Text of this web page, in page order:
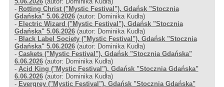
- Rotting Christ ("Mystic Festival"), Gdańsk "Stocznia
Gdańska" 5.06.2026(autor: Dominika Kudła)
- Electric Wizard ("Mystic Festival"), Gdańsk "Stocznia
Gdańska" 5.06.2026(autor: Dominika Kudła)
- Black Label Society ("Mystic Festival"), Gdańsk "Stocznia
Gdańska" 5.06.2026(autor: Dominika Kudła)
- Caskets ("Mystic Festival"), Gdańsk "Stocznia Gdańska"
6.06.2026(autor: Dominika Kudła)
- Acid King ("Mystic Festival"), Gdańsk "Stocznia Gdańska"
6.06.2026(autor: Dominika Kudła)
- Evergrey ("Mystic Festival"), Gdańsk "Stocznia Gdańska"